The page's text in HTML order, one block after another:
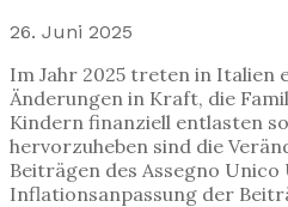
26. Juni 2025
Im Jahr 2025 treten in Italien
Änderungen in Kraft, die
Kindern finanziell entlasten
hervorzuheben sind die
Beiträgen des Assegno Unico
Inflationsanpassung der